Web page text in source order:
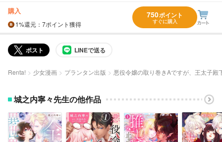
購入
1%還元 ：7ポイント獲得
750ポイント
すぐに購入
ポスト LINEで送る
Renta! 少女漫画 プランタン出版 悪役令嬢の取り巻きAですが、王太子
城之内寧々先生の他作品